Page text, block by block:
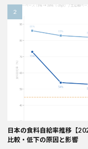
日本の食料自給率推移【
比較・低下の原因と影響